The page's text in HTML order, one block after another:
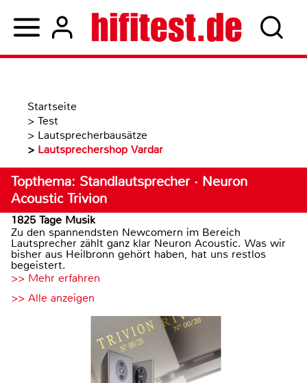
Startseite
> Test
> Lautsprecherbausätze
> Lautsprechershop Vardar
Topthema: Standlautsprecher · Neuron
Acoustic Trivion
1825 Tage Musik
Zu den spannendsten Newcomern im Bereich
Lautsprecher zählt ganz klar Neuron Acoustic. Was wir
bisher aus Heilbronn gehört haben, hat uns restlos
begeistert.
>> Mehr erfahren
>> Alle anzeigen